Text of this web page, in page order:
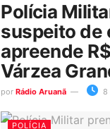
Polícia
suspeito de
apreende
Várzea
por Rádio Aruanã 8
POLÍCIA